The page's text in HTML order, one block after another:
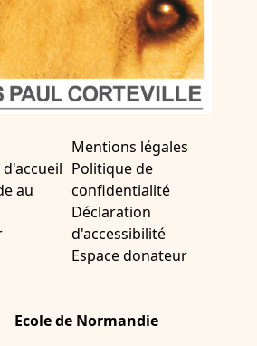
au
Mentions légales
Politique de
confidentialité
Déclaration
d'accessibilité
Espace donateur
Ecole de Normandie